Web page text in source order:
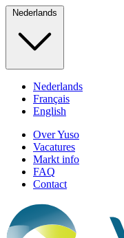
Nederlands
Nederlands
Français
English
Over Yuso
Vacatures
Markt info
FAQ
Contact